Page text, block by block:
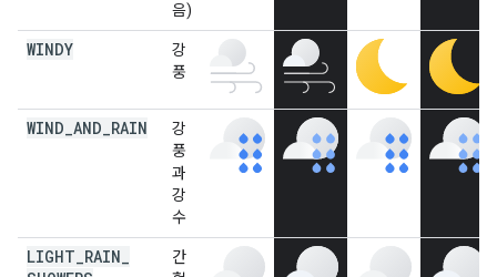
음)
WINDY
강
풍
WIND AND RAIN
강
풍
과
강
수
LIGHT RAIN
간